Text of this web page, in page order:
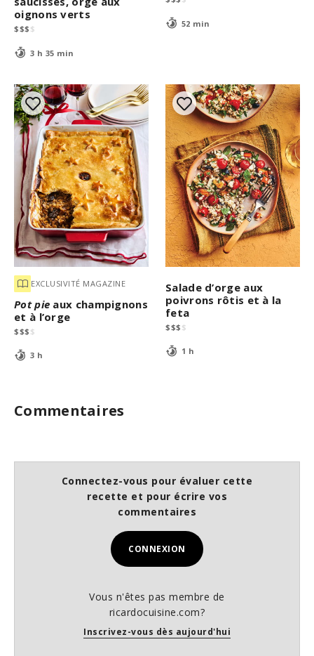
oignons verts
$$$ $
3 h 35 min
52 min
EXCLUSIVITÉ MAGAZINE
Pot pie aux champignons
et à l’orge
$$$ $
3 h
Salade d’orge aux
poivrons rôtis et à la
feta
$$$ $
1 h
Commentaires
Connectez-vous pour évaluer cette
recette et pour écrire vos
commentaires
CONNEXION
Vous n'êtes pas membre de
ricardocuisine.com?
Inscrivez-vous dès aujourd'hui